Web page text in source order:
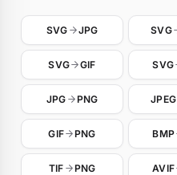
SVG JPG SVG
SVG GIF SVG
JPG PNG JPEG
GIF PNG BMP
TIF PNG AVIF